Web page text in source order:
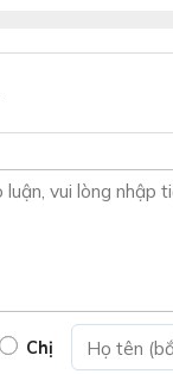
thể
trên
sản
Chị